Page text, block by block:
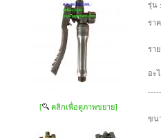
[ คลิกเพื่อดูภาพขยาย]
รุ่น :
รา
รา
อะ
ขน